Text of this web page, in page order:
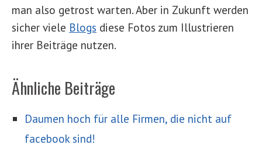
man also getrost warten. Aber in Zukunft werden
sicher viele Blogs diese Fotos zum Illustrieren
ihrer Beiträge nutzen.
Ähnliche Beiträge
Daumen hoch für alle Firmen, die nicht auf
facebook sind!